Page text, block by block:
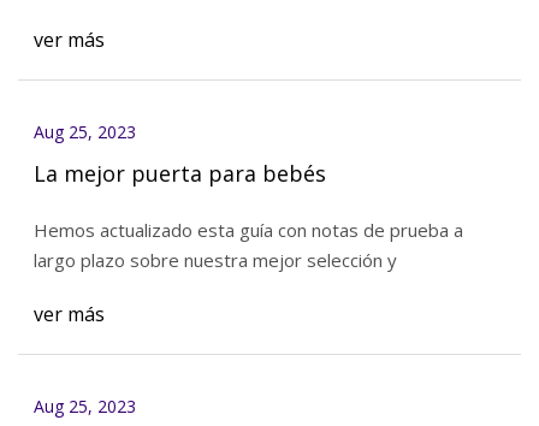
ver más
Aug 25, 2023
La mejor puerta para bebés
Hemos actualizado esta guía con notas de prueba a
largo plazo sobre nuestra mejor selección y
ver más
Aug 25, 2023